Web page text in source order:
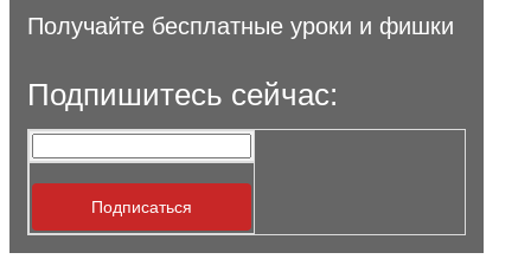
Получайте бесплатные уроки и фишки
Подпишитесь сейчас: